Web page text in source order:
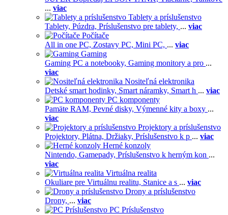
... viac
Tablety a príslušenstvo
Tablety, Púzdra, Príslušenstvo pre tablety, ... viac
Počítače
All in one PC, Zostavy PC, Mini PC, ... viac
Gaming
Gaming PC a notebooky, Gaming monitory a pro ...
viac
Nositeľná elektronika
Detské smart hodinky, Smart náramky, Smart h ... viac
PC komponenty
Pamäte RAM, Pevné disky, Výmenné kity a boxy ...
viac
Projektory a príslušenstvo
Projektory, Plátna, Držiaky, Príslušenstvo k p ... viac
Herné konzoly
Nintendo, Gamepady, Príslušenstvo k herným kon ...
viac
Virtuálna realita
Okuliare pre Virtuálnu realitu, Stanice a s ... viac
Drony a príslušenstvo
Drony, ... viac
PC Príslušenstvo